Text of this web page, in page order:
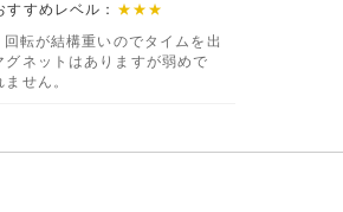
すめレベル：
★★★
転が結構重いのでタイムを出
ネットはありますが弱めで
せん。